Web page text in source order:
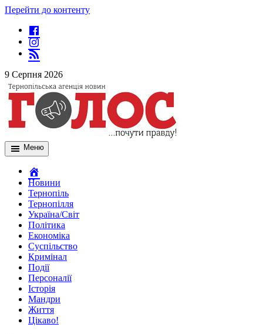
Перейти до контенту
9 Серпня 2026
Меню
Новини
Тернопіль
Тернопілля
Україна/Світ
Політика
Економіка
Суспільство
Кримінал
Події
Персоналії
Історія
Мандри
Життя
Цікаво!